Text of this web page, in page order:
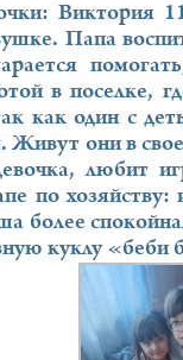
Виктория
Папа
в поселке,
как один с
Живут они в
любит
по
более
куклу «беби